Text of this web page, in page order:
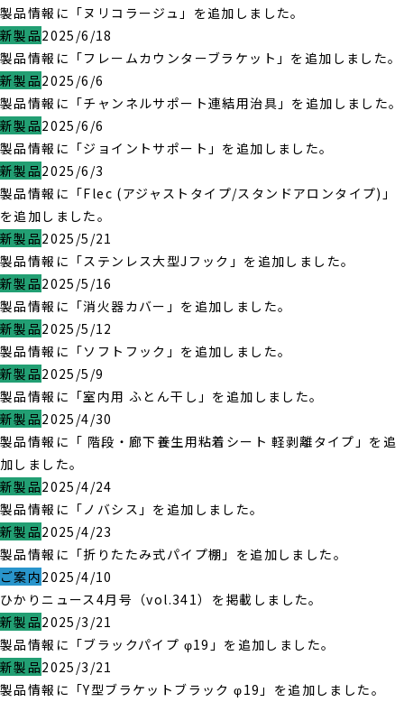
製品情報に「ヌリコラージュ」を追加しました。
新製品2025/6/18
製品情報に「フレームカウンターブラケット」を追加しました。
新製品2025/6/6
製品情報に「チャンネルサポート連結用治具」を追加しました。
新製品2025/6/6
製品情報に「ジョイントサポート」を追加しました。
新製品2025/6/3
製品情報に「Flec (アジャストタイプ/スタンドアロンタイプ)」
を追加しました。
新製品2025/5/21
製品情報に「ステンレス大型Jフック」を追加しました。
新製品2025/5/16
製品情報に「消火器カバー」を追加しました。
新製品2025/5/12
製品情報に「ソフトフック」を追加しました。
新製品2025/5/9
製品情報に「室内用 ふとん干し」を追加しました。
新製品2025/4/30
製品情報に「 階段・廊下養生用粘着シート 軽剥離タイプ」を追
加しました。
新製品2025/4/24
製品情報に「ノバシス」を追加しました。
新製品2025/4/23
製品情報に「折りたたみ式パイプ棚」を追加しました。
ご案内2025/4/10
ひかりニュース4月号（vol.341）を掲載しました。
新製品2025/3/21
製品情報に「ブラックパイプ φ19」を追加しました。
新製品2025/3/21
製品情報に「Y型ブラケットブラック φ19」を追加しました。